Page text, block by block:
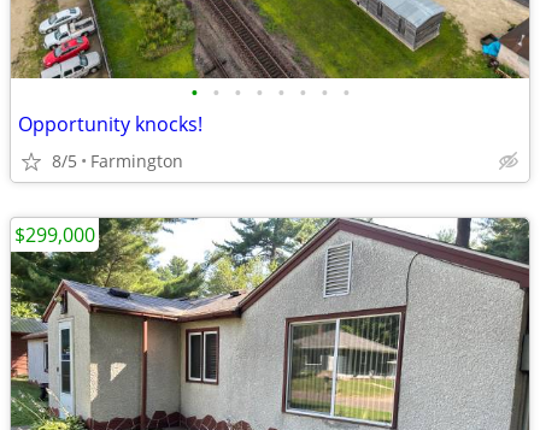
• • • • • • • •
Opportunity knocks!
8/5 Farmington
$299,000